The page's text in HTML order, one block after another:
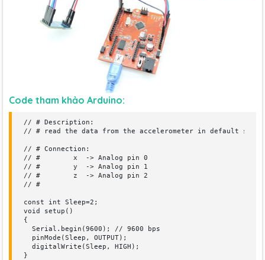
Code tham khảo Arduino:
// # Description:
// # read the data from the accelerometer in default
// # Connection:
// #        x  -> Analog pin 0
// #        y  -> Analog pin 1
// #        z  -> Analog pin 2
// #
const int Sleep=2;
void setup()
{
  Serial.begin(9600); // 9600 bps
  pinMode(Sleep, OUTPUT);
  digitalWrite(Sleep, HIGH);
}